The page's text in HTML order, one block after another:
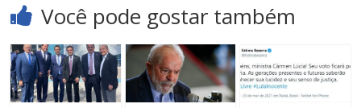
Você pode gostar também